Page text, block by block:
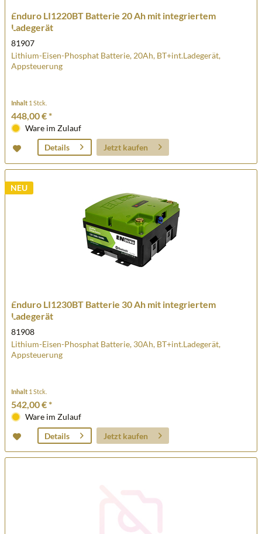
Enduro LI1220BT Batterie 20 Ah mit integriertem
Ladegerät
81907
Lithium-Eisen-Phosphat Batterie, 20Ah, BT+int.Ladegerät,
Appsteuerung
Inhalt 1 Stck.
448,00 € *
Ware im Zulauf
Details
Jetzt kaufen
NEU
Enduro LI1230BT Batterie 30 Ah mit integriertem
Ladegerät
81908
Lithium-Eisen-Phosphat Batterie, 30Ah, BT+int.Ladegerät,
Appsteuerung
Inhalt 1 Stck.
542,00 € *
Ware im Zulauf
Details
Jetzt kaufen